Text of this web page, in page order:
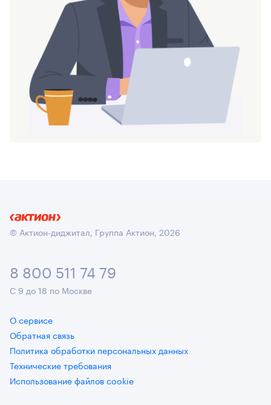
© Актион-диджитал, Группа Актион, 2026
8 800 511 74 79
С 9 до 18 по Москве
О сервисе
Обратная связь
Политика обработки персональных данных
Технические требования
Использование файлов cookie